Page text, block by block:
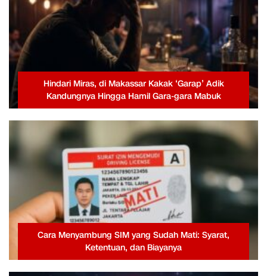
Hindari Miras, di Makassar Kakak ‘Garap’ Adik
Kandungnya Hingga Hamil Gara-gara Mabuk
Cara Menyambung SIM yang Sudah Mati: Syarat,
Ketentuan, dan Biayanya